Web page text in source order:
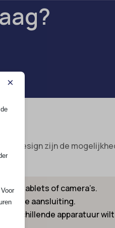
als design zijn de
tablets of camera’s.
aansluiting.
verschillende apparatuur wilt
×